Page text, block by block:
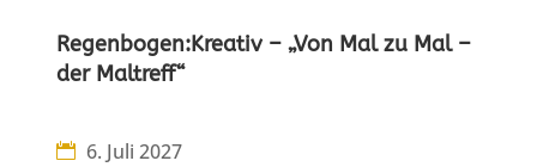
Regenbogen:Kreativ – „Von Mal zu Mal –
der Maltreff“
6. Juli 2027